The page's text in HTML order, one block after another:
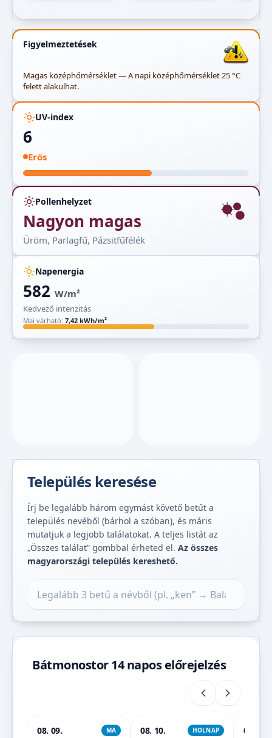
Figyelmeztetések
Magas középhőmérséklet — A napi középhőmérséklet 25 °C
felett alakulhat.
UV-index
6
Erős
Pollenhelyzet
Nagyon magas
Üröm, Parlagfű, Pázsitfűfélék
Napenergia
582 W/m²
Kedvező intenzitás
Mai várható: 7,42 kWh/m²
Település keresése
Írj be legalább három egymást követő betűt a
település nevéből (bárhol a szóban), és máris
mutatjuk a legjobb találatokat. A teljes listát az
„Összes találat” gombbal érheted el. Az összes
magyarországi település kereshető.
Bátmonostor 14 napos előrejelzés
08. 09. MA 08. 10. HOLNAP 08. 11.